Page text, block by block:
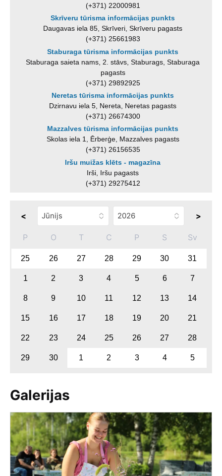
(+371) 22000981
Skrīveru tūrisma informācijas punkts
Daugavas iela 85, Skrīveri, Skrīveru pagasts
(+371) 25661983
Staburaga tūrisma informācijas punkts
Staburaga saieta nams, 2. stāvs, Staburags, Staburaga
pagasts
(+371) 29892925
Neretas tūrisma informācijas punkts
Dzirnavu iela 5, Nereta, Neretas pagasts
(+371) 26674300
Mazzalves tūrisma informācijas punkts
Skolas iela 1, Ērberģe, Mazzalves pagasts
(+371) 26156535
Iršu muižas klēts - magazīna
Irši, Iršu pagasts
(+371) 29275412
< >
P O T C P S Sv
25 26 27 28 29 30 31
1 2 3 4 5 6 7
8 9 10 11 12 13 14
15 16 17 18 19 20 21
22 23 24 25 26 27 28
29 30 1 2 3 4 5
Galerijas